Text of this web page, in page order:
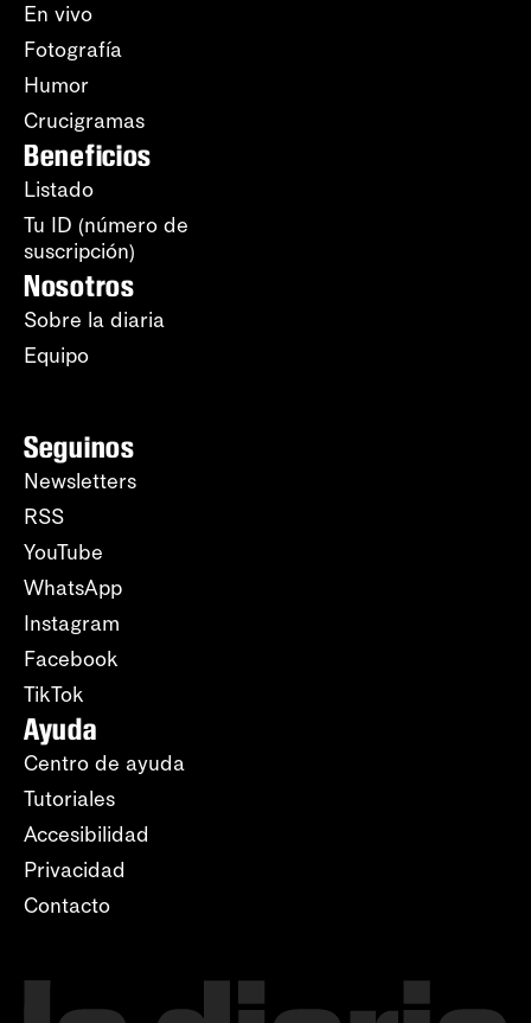
En vivo
Fotografía
Humor
Crucigramas
Beneficios
Listado
Tu ID (número de
suscripción)
Nosotros
Sobre la diaria
Equipo
Seguinos
Newsletters
RSS
YouTube
WhatsApp
Instagram
Facebook
TikTok
Ayuda
Centro de ayuda
Tutoriales
Accesibilidad
Privacidad
Contacto